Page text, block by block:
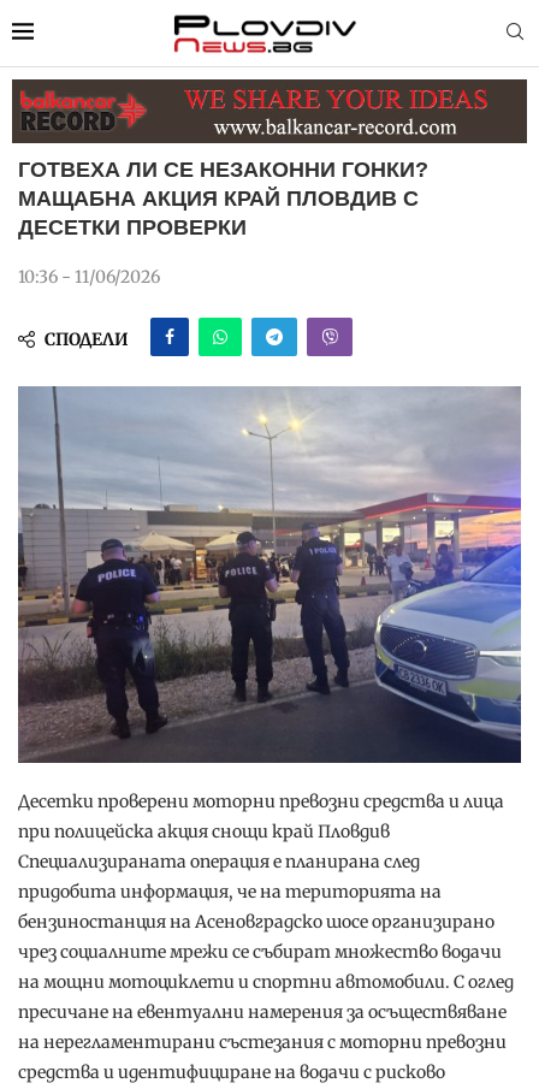
ГОТВЕХА ЛИ СЕ НЕЗАКОННИ ГОНКИ?
МАЩАБНА АКЦИЯ КРАЙ ПЛОВДИВ С
ДЕСЕТКИ ПРОВЕРКИ
10:36 - 11/06/2026
СПОДЕЛИ
Десетки проверени моторни превозни средства и лица
при полицейска акция снощи край Пловдив
Специализираната операция е планирана след
придобита информация, че на територията на
бензиностанция на Асеновградско шосе организирано
чрез социалните мрежи се събират множество водачи
на мощни мотоциклети и спортни автомобили. С оглед
пресичане на евентуални намерения за осъществяване
на нерегламентирани състезания с моторни превозни
средства и идентифициране на водачи с рисково